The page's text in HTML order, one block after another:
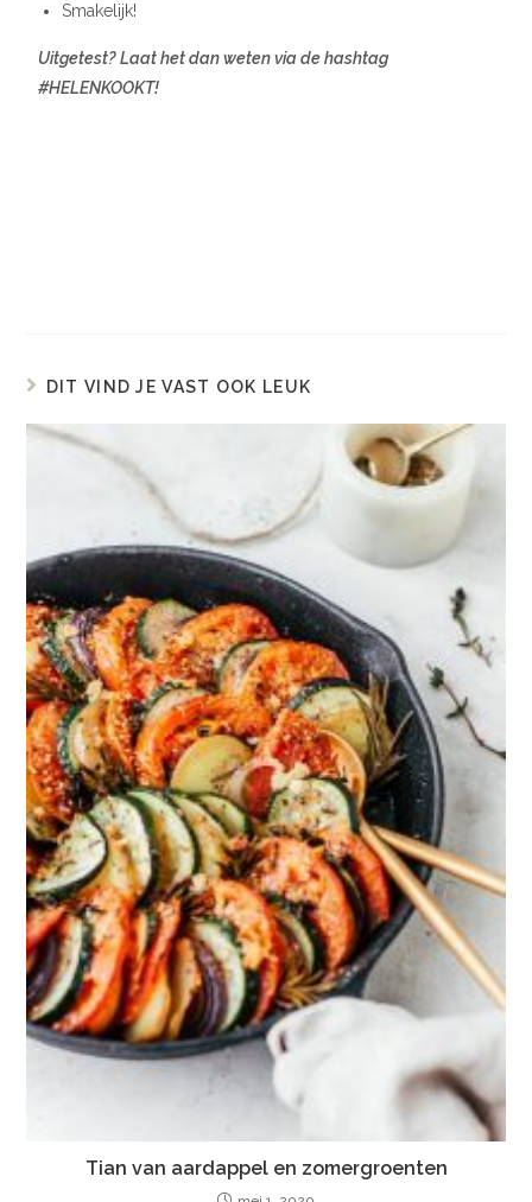
Smakelijk!
Uitgetest? Laat het dan weten via de hashtag
#HELENKOOKT!
DIT VIND JE VAST OOK LEUK
Tian van aardappel en zomergroenten